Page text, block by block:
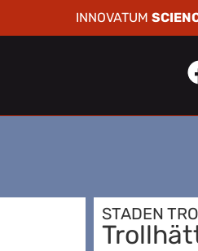
INNOVATUM
STADEN